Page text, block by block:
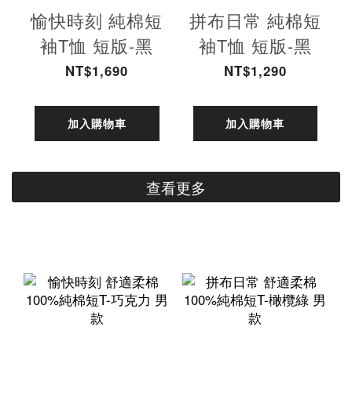
愉快時刻 純棉短
袖T恤 短版-黑
NT$1,690
加入購物車
拼布日常 純棉短
袖T恤 短版-黑
NT$1,290
加入購物車
查看更多